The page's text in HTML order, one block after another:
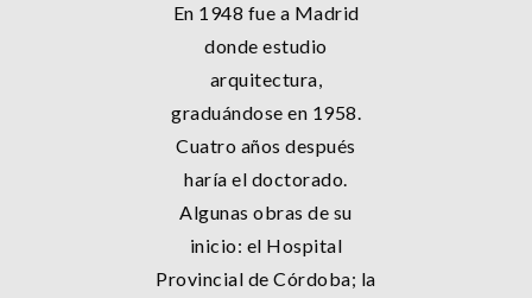
En 1948 fue a Madrid
donde estudio
arquitectura,
graduándose en 1958.
Cuatro años después
haría el doctorado.
Algunas obras de su
inicio: el Hospital
Provincial de Córdoba; la